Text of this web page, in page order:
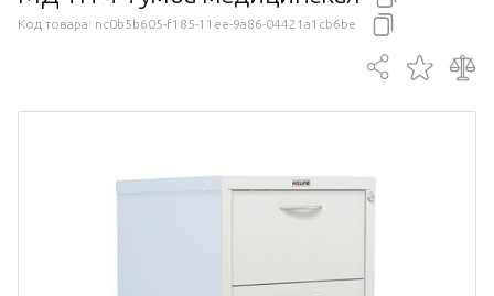
Код товара: nc0b5b605-f185-11ee-9a86-04421a1cb6be